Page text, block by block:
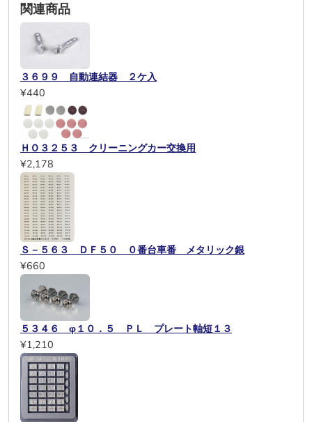
関連商品
３６９９ 自動連結器 ２ケ入
¥440
ＨＯ３２５３ クリーニングカー交換用
¥2,178
Ｓ－５６３ ＤＦ５０ ０番台車番 メタリック銀
¥660
５３４６ φ１０．５ ＰＬ プレート軸短１３
¥1,210